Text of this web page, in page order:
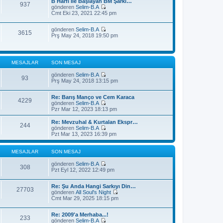
t
lg
r
n
l
m
e
s
a
ı
r
t
l
937
gönderen Selim-B.A
S
n
e
j
r
ü
n
t
l
Cmt Eki 23, 2021 22:45 pm
3615 gönderen Selim-B.A
S
m
e
a
ı
ö
r
ü
n
t
ü
e
Prş May 24, 2018 19:50 pm
MESAJLAR SON MESAJ
93 gönderen Selim-B.A
S
n
m
s
a
j
g
ö
r
n
ü
e
Prş May 24, 2018 13:15 pm
4229
Re: Barış Manço ve Cem Karaca
gönderen Selim-B.A
S
o
n
m
e
s
a
ö
r
ü
n
t
ü
e
Pzr Mar 12, 2023 18:13 pm
244
Re: Mevzuhal & Kurtalan Ekspr…
gönderen Selim-B.A
S
o
n
e
a
ı
g
ö
r
n
t
Pzt Mar 13, 2023 16:39 pm
MESAJLAR SON MESAJ
308 gönderen Selim-B.A
S
o
n
m
e
s
j
ı
Pzt Eyl 12, 2022 12:49 pm
27703
Re: Şu Anda Hangi Sarkıyı Din…
gönderen All Soul's Night
S
n
Cmt Mar 29, 2025 18:15 pm
233
Re: 2009'a Merhaba...!
gönderen Selim-B.A